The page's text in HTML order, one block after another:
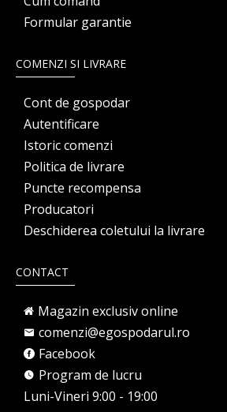
Formular garantie
COMENZI SI LIVRARE
Cont de gospodar
Autentificare
Istoric comenzi
Politica de livrare
Puncte recompensa
Producatori
Deschiderea coletului la livrare
CONTACT
Magazin exclusiv online
comenzi@egospodarul.ro
Facebook
Program de lucru
Luni-Vineri 9:00 - 19:00